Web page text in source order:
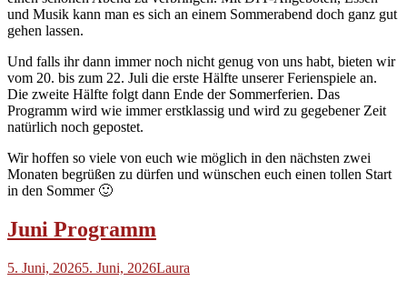
und Musik kann man es sich an einem Sommerabend doch ganz gut
gehen lassen.
Und falls ihr dann immer noch nicht genug von uns habt, bieten wir
vom 20. bis zum 22. Juli die erste Hälfte unserer Ferienspiele an.
Die zweite Hälfte folgt dann Ende der Sommerferien. Das
Programm wird wie immer erstklassig und wird zu gegebener Zeit
natürlich noch gepostet.
Wir hoffen so viele von euch wie möglich in den nächsten zwei
Monaten begrüßen zu dürfen und wünschen euch einen tollen Start
in den Sommer 🙂
Juni Programm
5. Juni, 20265. Juni, 2026Laura